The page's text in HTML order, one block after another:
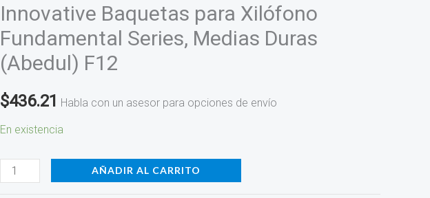
Innovative Baquetas para Xilófono
Fundamental Series, Medias Duras
(Abedul) F12
$436.21 Habla con un asesor para opciones de envío
En existencia
Fundamental
Series,
Medias
(Abedul)
AÑADIR AL CARRITO